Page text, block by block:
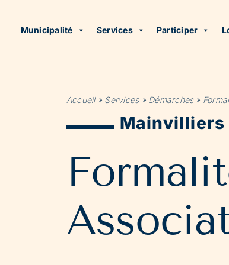
Municipalité Services Participer
Accueil» Services» Démarches»
Mainvilliers